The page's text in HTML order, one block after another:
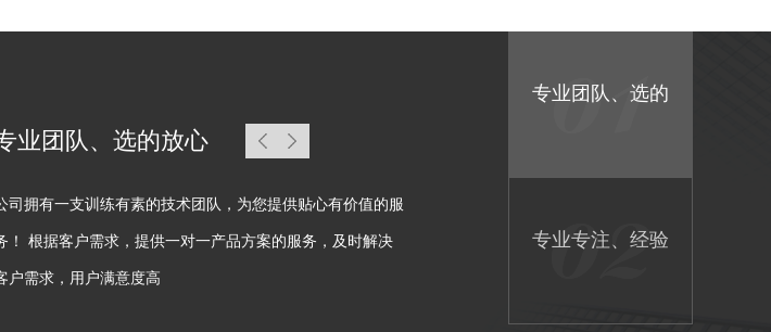
业团队、选的放心
司拥有一支训练有素的技术团队，为您提供贴心有价值的服
！ 根据客户需求，提供一对一产品方案的服务，及时解决
户需求，用户满意度高
专业团队、选的
专业专注、经验